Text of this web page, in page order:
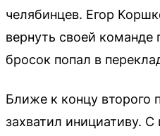
челябинцев. Егор
вернуть своей команде
бросок попал в
Ближе к концу второго
захватил инициативу.